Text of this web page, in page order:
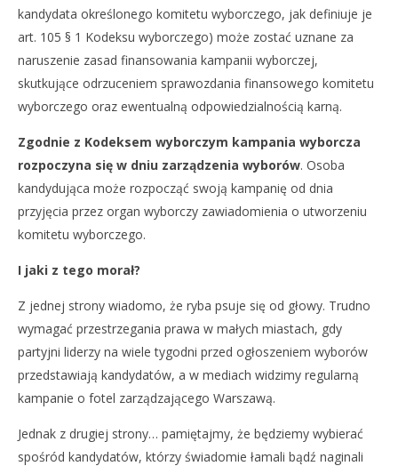
kandydata określonego komitetu wyborczego, jak definiuje je
art. 105 § 1 Kodeksu wyborczego) może zostać uznane za
naruszenie zasad finansowania kampanii wyborczej,
skutkujące odrzuceniem sprawozdania finansowego komitetu
wyborczego oraz ewentualną odpowiedzialnością karną.
Zgodnie z Kodeksem wyborczym kampania wyborcza
rozpoczyna się w dniu zarządzenia wyborów. Osoba
kandydująca może rozpocząć swoją kampanię od dnia
przyjęcia przez organ wyborczy zawiadomienia o utworzeniu
komitetu wyborczego.
I jaki z tego morał?
Z jednej strony wiadomo, że ryba psuje się od głowy. Trudno
wymagać przestrzegania prawa w małych miastach, gdy
partyjni liderzy na wiele tygodni przed ogłoszeniem wyborów
przedstawiają kandydatów, a w mediach widzimy regularną
kampanie o fotel zarządzającego Warszawą.
Jednak z drugiej strony… pamiętajmy, że będziemy wybierać
spośród kandydatów, którzy świadomie łamali bądź naginali